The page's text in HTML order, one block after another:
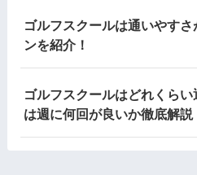
ゴルフスクールは通いやす
ンを紹介！
ゴルフスクールはどれくら
は週に何回が良いか徹底解説